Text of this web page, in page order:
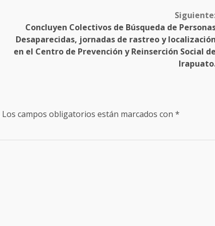
Concluyen Colectivos de Búsqueda de
Desaparecidas, jornadas de rastreo y localización
en el Centro de Prevención y Reinserción Social de
Los campos obligatorios están marcados con *